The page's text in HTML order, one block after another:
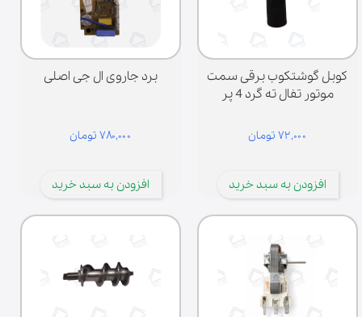
کوبل گوشتکوب برقی سمت
موتور تفال ته گرد 4 پر
۷۲,۰۰۰ تومان
افزودن به سبد خرید
برد جاروی ال جی اصلی
۷۸۰,۰۰۰ تومان
افزودن به سبد خرید